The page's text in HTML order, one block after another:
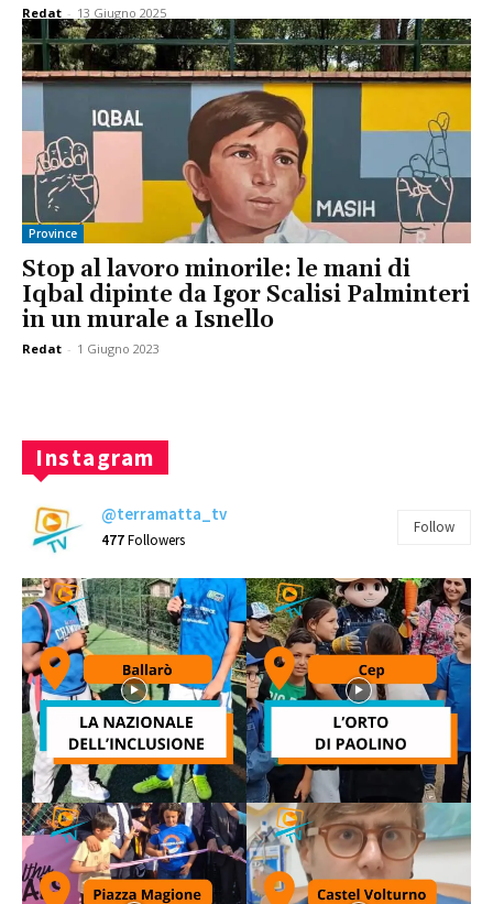
Redat - 13 Giugno 2025
Province
Stop al lavoro minorile: le mani di
Iqbal dipinte da Igor Scalisi Palminteri
in un murale a Isnello
Redat - 1 Giugno 2023
Instagram
@terramatta_tv
477Followers
Follow